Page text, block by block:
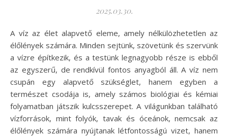
2025.03.30.
A víz az élet alapvető eleme, amely nélkülözhetetlen az
élőlények számára. Minden sejtünk, szövetünk és szervünk
a vízre építkezik, és a testünk legnagyobb része is ebből
az egyszerű, de rendkívül fontos anyagból áll. A víz nem
csupán egy alapvető szükséglet, hanem egyben a
természet csodája is, amely számos biológiai és kémiai
folyamatban játszik kulcsszerepet. A világunkban található
vízforrások, mint folyók, tavak és óceánok, nemcsak az
élőlények számára nyújtanak létfontosságú vizet, hanem